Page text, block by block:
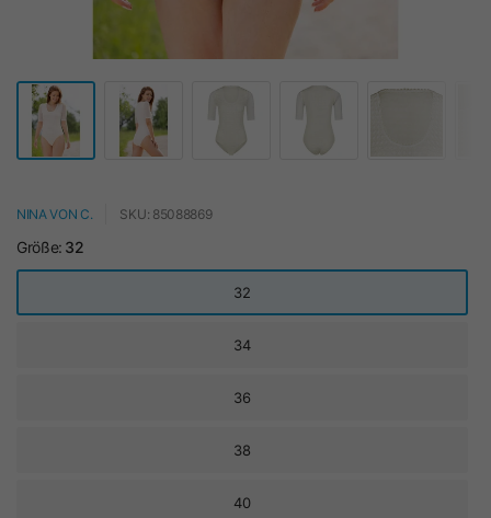
NINA VON C. SKU: 85088869
Größe: 32
32
34
36
38
40